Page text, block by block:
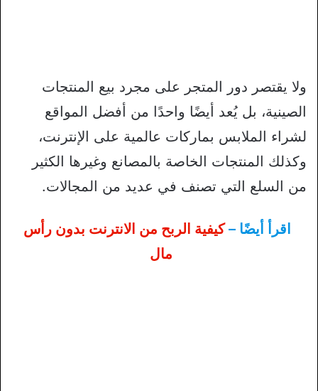
ولا يقتصر دور المتجر على مجرد بيع المنتجات
الصينية، بل يُعد أيضًا واحدًا من أفضل المواقع
لشراء الملابس بماركات عالمية على الإنترنت،
وكذلك المنتجات الخاصة بالمصانع وغيرها الكثير
من السلع التي تصنف في عديد من المجالات.
اقرأ أيضًا –كيفية الربح من الانترنت بدون رأس
مال